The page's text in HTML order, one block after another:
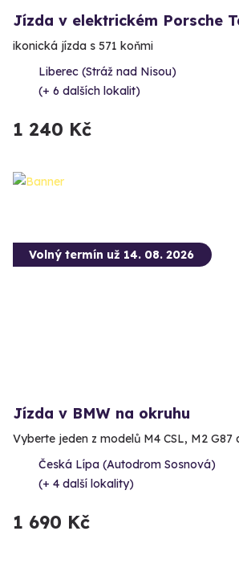
Jízda v elektrickém Porsche
ikonická jízda s 571 koňmi
Liberec (Stráž nad Nisou)
(+ 6 dalších lokalit)
1 240 Kč
Volný termín už 14. 08. 2026
Jízda v BMW na okruhu
Vyberte jeden z modelů M4 CSL, M2 G87
Česká Lípa (Autodrom Sosnová)
(+ 4 další lokality)
1 690 Kč